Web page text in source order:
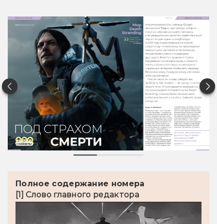
Полное содержание номера
[1] Слово главного редактора